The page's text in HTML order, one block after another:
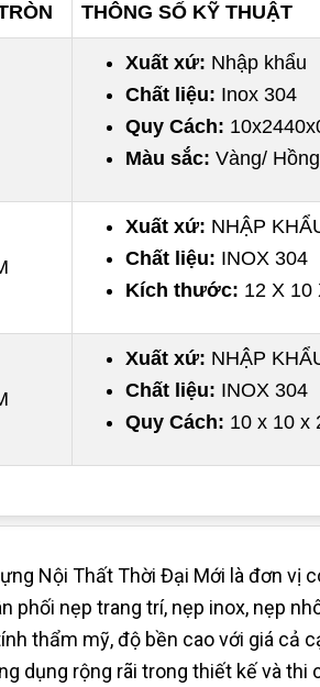
THÔNG SỐ KỸ THUẬT
Xuất xứ: Nhập khẩu
Chất liệu: Inox 304
Quy Cách:
Màu sắc: Vàng/
Xuất xứ: NHẬP
Chất liệu: INOX 304
Kích thước: 12 X 10
Xuất xứ: NHẬP
Chất liệu: INOX 304
Quy Cách: 10 x 10 x
Nội Thất Thời Đại Mới là đơn vị
phối nẹp trang trí, nẹp inox, nẹp
thẩm mỹ, độ bền cao với giá cả
dụng rộng rãi trong thiết kế và thi